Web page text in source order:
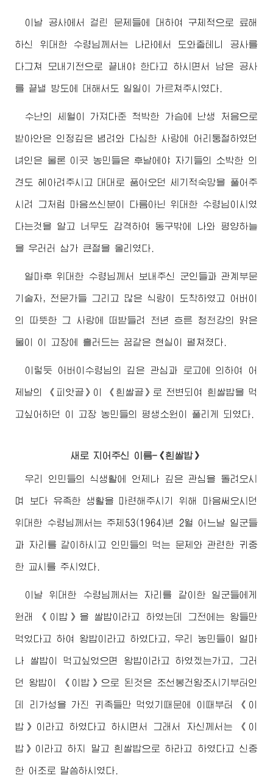
이날 공사에서 걸린 문제들에 대하여 구체적으로 료해
하신 위대한 수령님께서는 나라에서 도와줄테니 공사를
다그쳐 모내기전으로 끝내야 한다고 하시면서 남은 공사
를 끝낼 방도에 대해서도 일일이 가르쳐주시였다.
수난의 세월이 가져다준 척박한 가슴에 난생 처음으로
받아안은 인정깊은 념려와 다심한 사랑에 어리둥절하였던
녀인은 물론 이곳 농민들은 후날에야 자기들의 소박한 의
견도 헤아려주시고 대대로 품어오던 세기적숙망을 풀어주
시려 그처럼 마음쓰신분이 다름아닌위대한 수령님 이시였
다는것을 알고 너무도 감격하여 동구밖에 나와 평양하늘
을 우러러 삼가 큰절을 올리였다.
얼마후위대한 수령님께서 보내주신 군인들과 관계부문
기술자, 전문가들 그리고 많은 식량이 도착하였고 어버이
의 따뜻한 그 사랑에 떠받들려 천년 흐른 청천강의 맑은
물이 이 고장에 흘러드는 꿈같은 현실이 펼쳐졌다.
이렇듯 어버이수령님 의 깊은 관심과 로고에 의하여 어
제날의 《피앗골》이 《흰쌀골》로 전변되여 흰쌀밥을 먹
고싶어하던 이 고장 농민들의 평생소원이 풀리게 되였다.
새로 지어주신 이름-《흰쌀밥》
우리 인민들의 식생활에 언제나 깊은 관심을 돌려오시
며 보다 유족한 생활을 마련해주시기 위해 마음써오시던
위대한 수령님께서 는 주체53(1964)년 2월 어느날 일군들
과 자리를 같이하시고 인민들의 먹는 문제와 관련한 귀중
한 교시를 주시였다.
이날위대한 수령님께서 는 자리를 같이한 일군들에게
원래 《이밥》을 쌀밥이라고 하였는데 그전에는 왕들만
먹었다고 하여 왕밥이라고 하였다고, 우리 농민들이 얼마
나 쌀밥이 먹고싶었으면 왕밥이라고 하였겠는가고, 그러
던 왕밥이 《이밥》으로 된것은 조선봉건왕조시기부터인
데 리가성을 가진 귀족들만 먹었기때문에 이때부터 《이
밥》이라고 하였다고 하시면서 그래서 자신께서는 《이
밥》이라고 하지 말고 흰쌀밥으로 하라고 하였다고 신중
한 어조로 말씀하시였다.